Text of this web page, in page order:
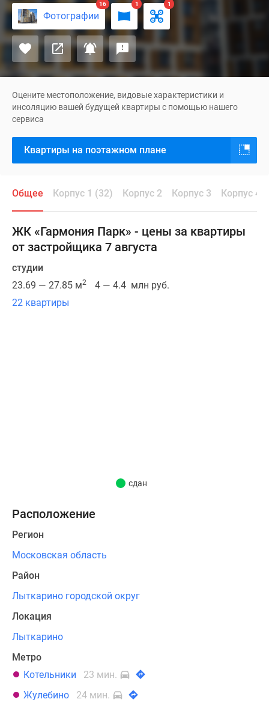
состоящий
из
шести
17-
этажных
корпусов,
которые
уже
сданы
в
эксплуатацию
и
Новостройка
расположена
зеленом
районе
Подмосковья,
в
км
предусмотрен
паркинг,
рядом
расположены
необходимые
объекты
-
детские
сады,
больница.
Фотографии
16 1 1
Оцените местоположение, видовые характеристики и
инсоляцию вашей будущей квартиры с помощью нашего
сервиса
Квартиры на поэтажном плане
Общее Корпус 1 (32) Корпус 2 Корпус 3 Корпус 4
ЖК «Гармония Парк» - цены за квартиры
от застройщика 7 августа
студии
23.69 — 27.85 м2
4 — 4.4 млн руб.
22 квартиры
сдан
Расположение
Регион
Московская область
Район
Лыткарино городской округ
Локация
Лыткарино
Метро
Котельники
23 мин.
Жулебино
24 мин.